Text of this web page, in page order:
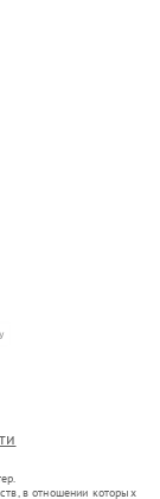
в отношении которых